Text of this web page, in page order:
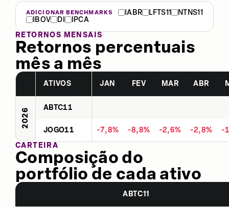
ADICIONAR BENCHMARKS IABR LFTS11
NTNS11
IBOV
DI
IPCA
RETORNOS MENSAIS
Retornos percentuais
mês a mês
ATIVOS JAN FEV MAR ABR
2026 ABTC11
JOGO11 -7,8% -8,8% -2,6% -2,8%
-
CARTEIRA
Composição do
portfólio de cada ativo
ABTC11